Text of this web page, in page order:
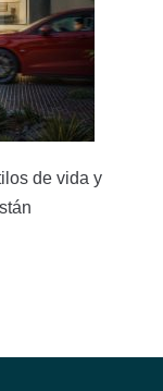
de vida y